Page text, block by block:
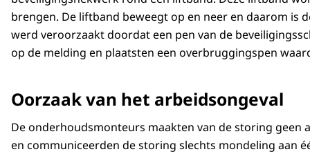
brengen. De liftband beweegt op en neer en daarom is
werd veroorzaakt doordat een pen van de
op de melding en plaatsten een overbruggingspen
Oorzaak van het arbeidsongeval
De onderhoudsmonteurs maakten van de storing
en communiceerden de storing slechts mondeling aan